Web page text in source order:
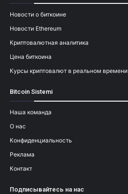
Новости о биткоине
Новости Ethereum
Криптовалютная аналитика
Цена биткоина
Курсы криптовалют в реальном времени
Bitcoin Sistemi
Наша команда
О нас
Конфиденциальность
Реклама
Контакт
Подписывайтесь на нас